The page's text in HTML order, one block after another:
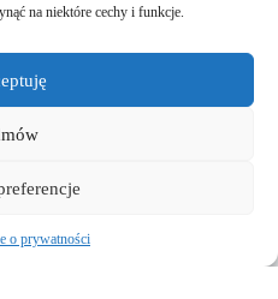
na niektóre cechy i funkcje.
o prywatności